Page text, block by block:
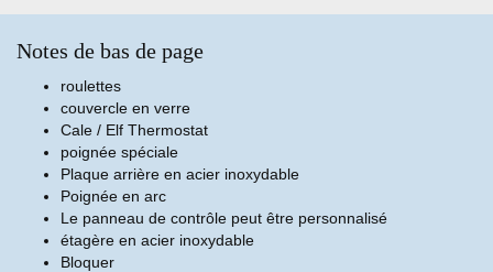
Notes de bas de page
roulettes
couvercle en verre
Cale / Elf Thermostat
poignée spéciale
Plaque arrière en acier inoxydable
Poignée en arc
Le panneau de contrôle peut être personnalisé
étagère en acier inoxydable
Bloquer